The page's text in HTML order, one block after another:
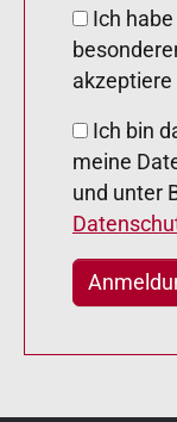
akzeptiere
meine
und unter